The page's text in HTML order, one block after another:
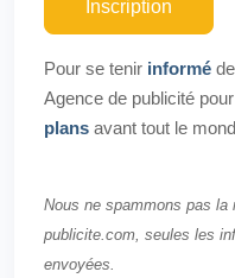
Inscription
Pour se tenir informé
Agence de publicité
plans avant tout le
Nous ne spammons pas la
publicite.com, seules les
envoyées.